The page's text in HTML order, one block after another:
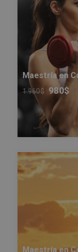
Maestría en
1.960$ 980$
Maestría en